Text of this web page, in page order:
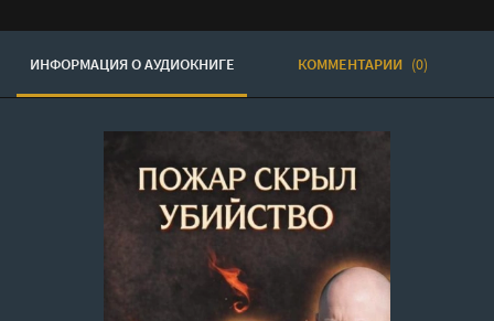
ИНФОРМАЦИЯ О АУДИОКНИГЕ КОММЕНТАРИИ (0)